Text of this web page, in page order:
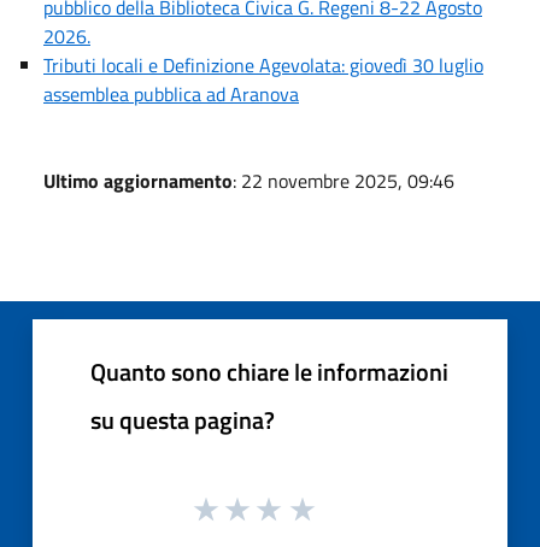
pubblico della Biblioteca Civica G. Regeni 8-22 Agosto
2026.
Tributi locali e Definizione Agevolata: giovedì 30 luglio
assemblea pubblica ad Aranova
Ultimo aggiornamento: 22 novembre 2025, 09:46
Quanto sono chiare le informazioni
su questa pagina?